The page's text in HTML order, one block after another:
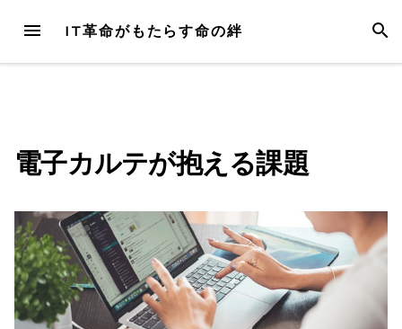
content
MENU IT革命がもたらす命の絆
電子カルテが抱える課題